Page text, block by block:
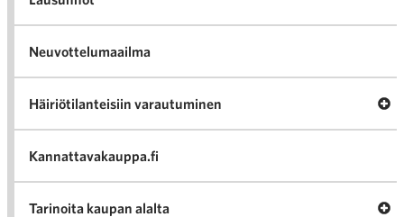
Neuvottelumaailma
Häiriötilanteisiin varautuminen
Kannattavakauppa.fi
Tarinoita kaupan alalta